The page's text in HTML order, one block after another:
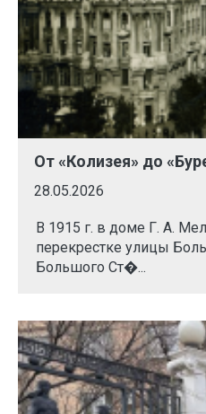
От «Колизея» до
28.05.2026
В 1915 г. в доме Г. А.
перекрестке улицы
Большого Ст�...